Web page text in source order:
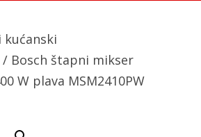
kućanski
/ Bosch štapni mikser
W plava MSM2410PW